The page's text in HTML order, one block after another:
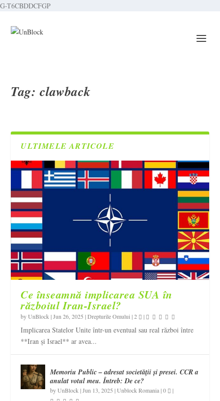
G-T6CBDDCFGP
Tag: clawback
ULTIMELE ARTICOLE
Ce înseamnă implicarea SUA în
războiul Iran-Israel?
byUnBlock |Jun 26, 2025 |Drepturile Omului |2 |
Implicarea Statelor Unite într-un eventual sau real război între
**Iran și Israel** ar avea...
Memoriu Public – adresat societății și presei. CCR a
anulat votul meu. Întreb: De ce?
byUnBlock |Jun 13, 2025 |Unblock Romania|0 |